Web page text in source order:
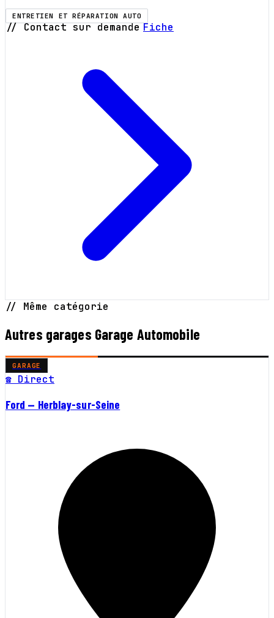
ENTRETIEN ET RÉPARATION AUTO
// Contact sur demande Fiche
// Même catégorie
Autres garages Garage Automobile
GARAGE
☎ Direct
Ford — Herblay-sur-Seine